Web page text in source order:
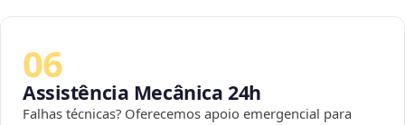
06
Assistência Mecânica 24h
Falhas técnicas? Oferecemos apoio emergencial para